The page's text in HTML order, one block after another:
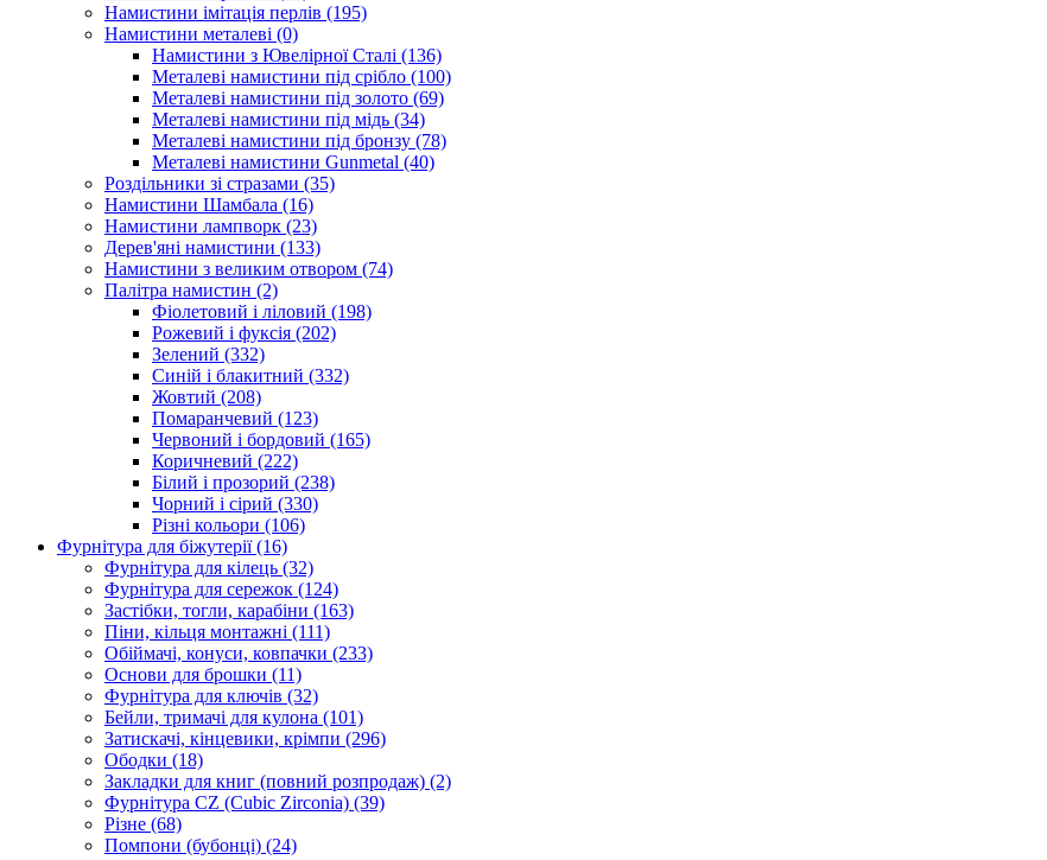
Намистини імітація перлів (195)
Намистини металеві (0)
Намистини з Ювелірної Сталі (136)
Металеві намистини під срібло (100)
Металеві намистини під золото (69)
Металеві намистини під мідь (34)
Металеві намистини під бронзу (78)
Металеві намистини Gunmetal (40)
Роздільники зі стразами (35)
Намистини Шамбала (16)
Намистини лампворк (23)
Дерев'яні намистини (133)
Намистини з великим отвором (74)
Палітра намистин (2)
Фіолетовий і ліловий (198)
Рожевий і фуксія (202)
Зелений (332)
Синій і блакитний (332)
Жовтий (208)
Помаранчевий (123)
Червоний і бордовий (165)
Коричневий (222)
Білий і прозорий (238)
Чорний і сірий (330)
Різні кольори (106)
Фурнітура для біжутерії(16)
Фурнітура для кілець (32)
Фурнітура для сережок (124)
Застібки, тогли, карабіни (163)
Піни, кільця монтажні (111)
Обіймачі, конуси, ковпачки (233)
Основи для брошки (11)
Фурнітура для ключів (32)
Бейли, тримачі для кулона (101)
Затискачі, кінцевики, крімпи (296)
Ободки (18)
Закладки для книг (повний розпродаж) (2)
Фурнітура CZ (Cubic Zirconia) (39)
Різне (68)
Помпони (бубонці) (24)